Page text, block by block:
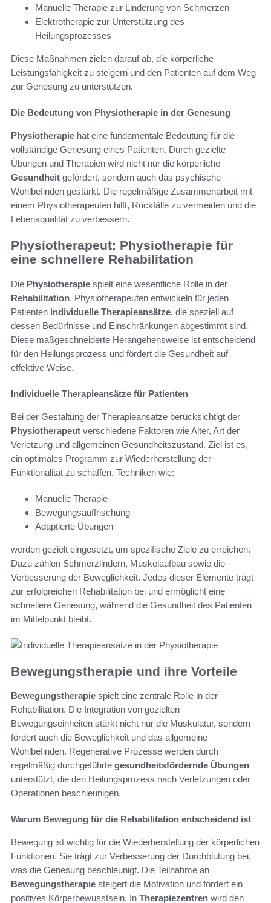
Manuelle Therapie zur Linderung von Schmerzen
Elektrotherapie zur Unterstützung des
Heilungsprozesses
Diese Maßnahmen zielen darauf ab, die körperliche
Leistungsfähigkeit zu steigern und den Patienten auf dem Weg
zur Genesung zu unterstützen.
Die Bedeutung von Physiotherapie in der Genesung
Physiotherapie hat eine fundamentale Bedeutung für die
vollständige Genesung eines Patienten. Durch gezielte
Übungen und Therapien wird nicht nur die körperliche
Gesundheit gefördert, sondern auch das psychische
Wohlbefinden gestärkt. Die regelmäßige Zusammenarbeit mit
einem Physiotherapeuten hilft, Rückfälle zu vermeiden und die
Lebensqualität zu verbessern.
Physiotherapeut: Physiotherapie für
eine schnellere Rehabilitation
Die Physiotherapie spielt eine wesentliche Rolle in der
Rehabilitation. Physiotherapeuten entwickeln für jeden
Patienten individuelle Therapieansätze, die speziell auf
dessen Bedürfnisse und Einschränkungen abgestimmt sind.
Diese maßgeschneiderte Herangehensweise ist entscheidend
für den Heilungsprozess und fördert die Gesundheit auf
effektive Weise.
Individuelle Therapieansätze für Patienten
Bei der Gestaltung der Therapieansätze berücksichtigt der
Physiotherapeut verschiedene Faktoren wie Alter, Art der
Verletzung und allgemeinen Gesundheitszustand. Ziel ist es,
ein optimales Programm zur Wiederherstellung der
Funktionalität zu schaffen. Techniken wie:
Manuelle Therapie
Bewegungsauffrischung
Adaptierte Übungen
werden gezielt eingesetzt, um spezifische Ziele zu erreichen.
Dazu zählen Schmerzlindern, Muskelaufbau sowie die
Verbesserung der Beweglichkeit. Jedes dieser Elemente trägt
zur erfolgreichen Rehabilitation bei und ermöglicht eine
schnellere Genesung, während die Gesundheit des Patienten
im Mittelpunkt bleibt.
Bewegungstherapie und ihre Vorteile
Bewegungstherapie spielt eine zentrale Rolle in der
Rehabilitation. Die Integration von gezielten
Bewegungseinheiten stärkt nicht nur die Muskulatur, sondern
fördert auch die Beweglichkeit und das allgemeine
Wohlbefinden. Regenerative Prozesse werden durch
regelmäßig durchgeführte gesundheitsfördernde Übungen
unterstützt, die den Heilungsprozess nach Verletzungen oder
Operationen beschleunigen.
Warum Bewegung für die Rehabilitation entscheidend ist
Bewegung ist wichtig für die Wiederherstellung der körperlichen
Funktionen. Sie trägt zur Verbesserung der Durchblutung bei,
was die Genesung beschleunigt. Die Teilnahme an
Bewegungstherapie steigert die Motivation und fördert ein
positives Körperbewusstsein. In Therapiezentren wird den